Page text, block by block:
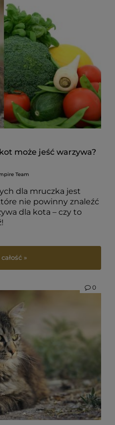
może jeść warzywa?
Team
dla mruczka jest
nie powinny znaleźć
dla kota – czy to
»
0